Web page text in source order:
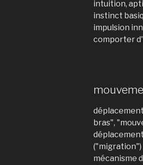
intuition,
instinct
impulsion
comporter
bras",
("migration")
mécanisme